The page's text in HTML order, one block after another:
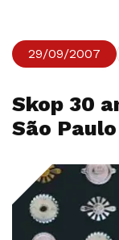
29/09/2007
Skop 30
São Paulo